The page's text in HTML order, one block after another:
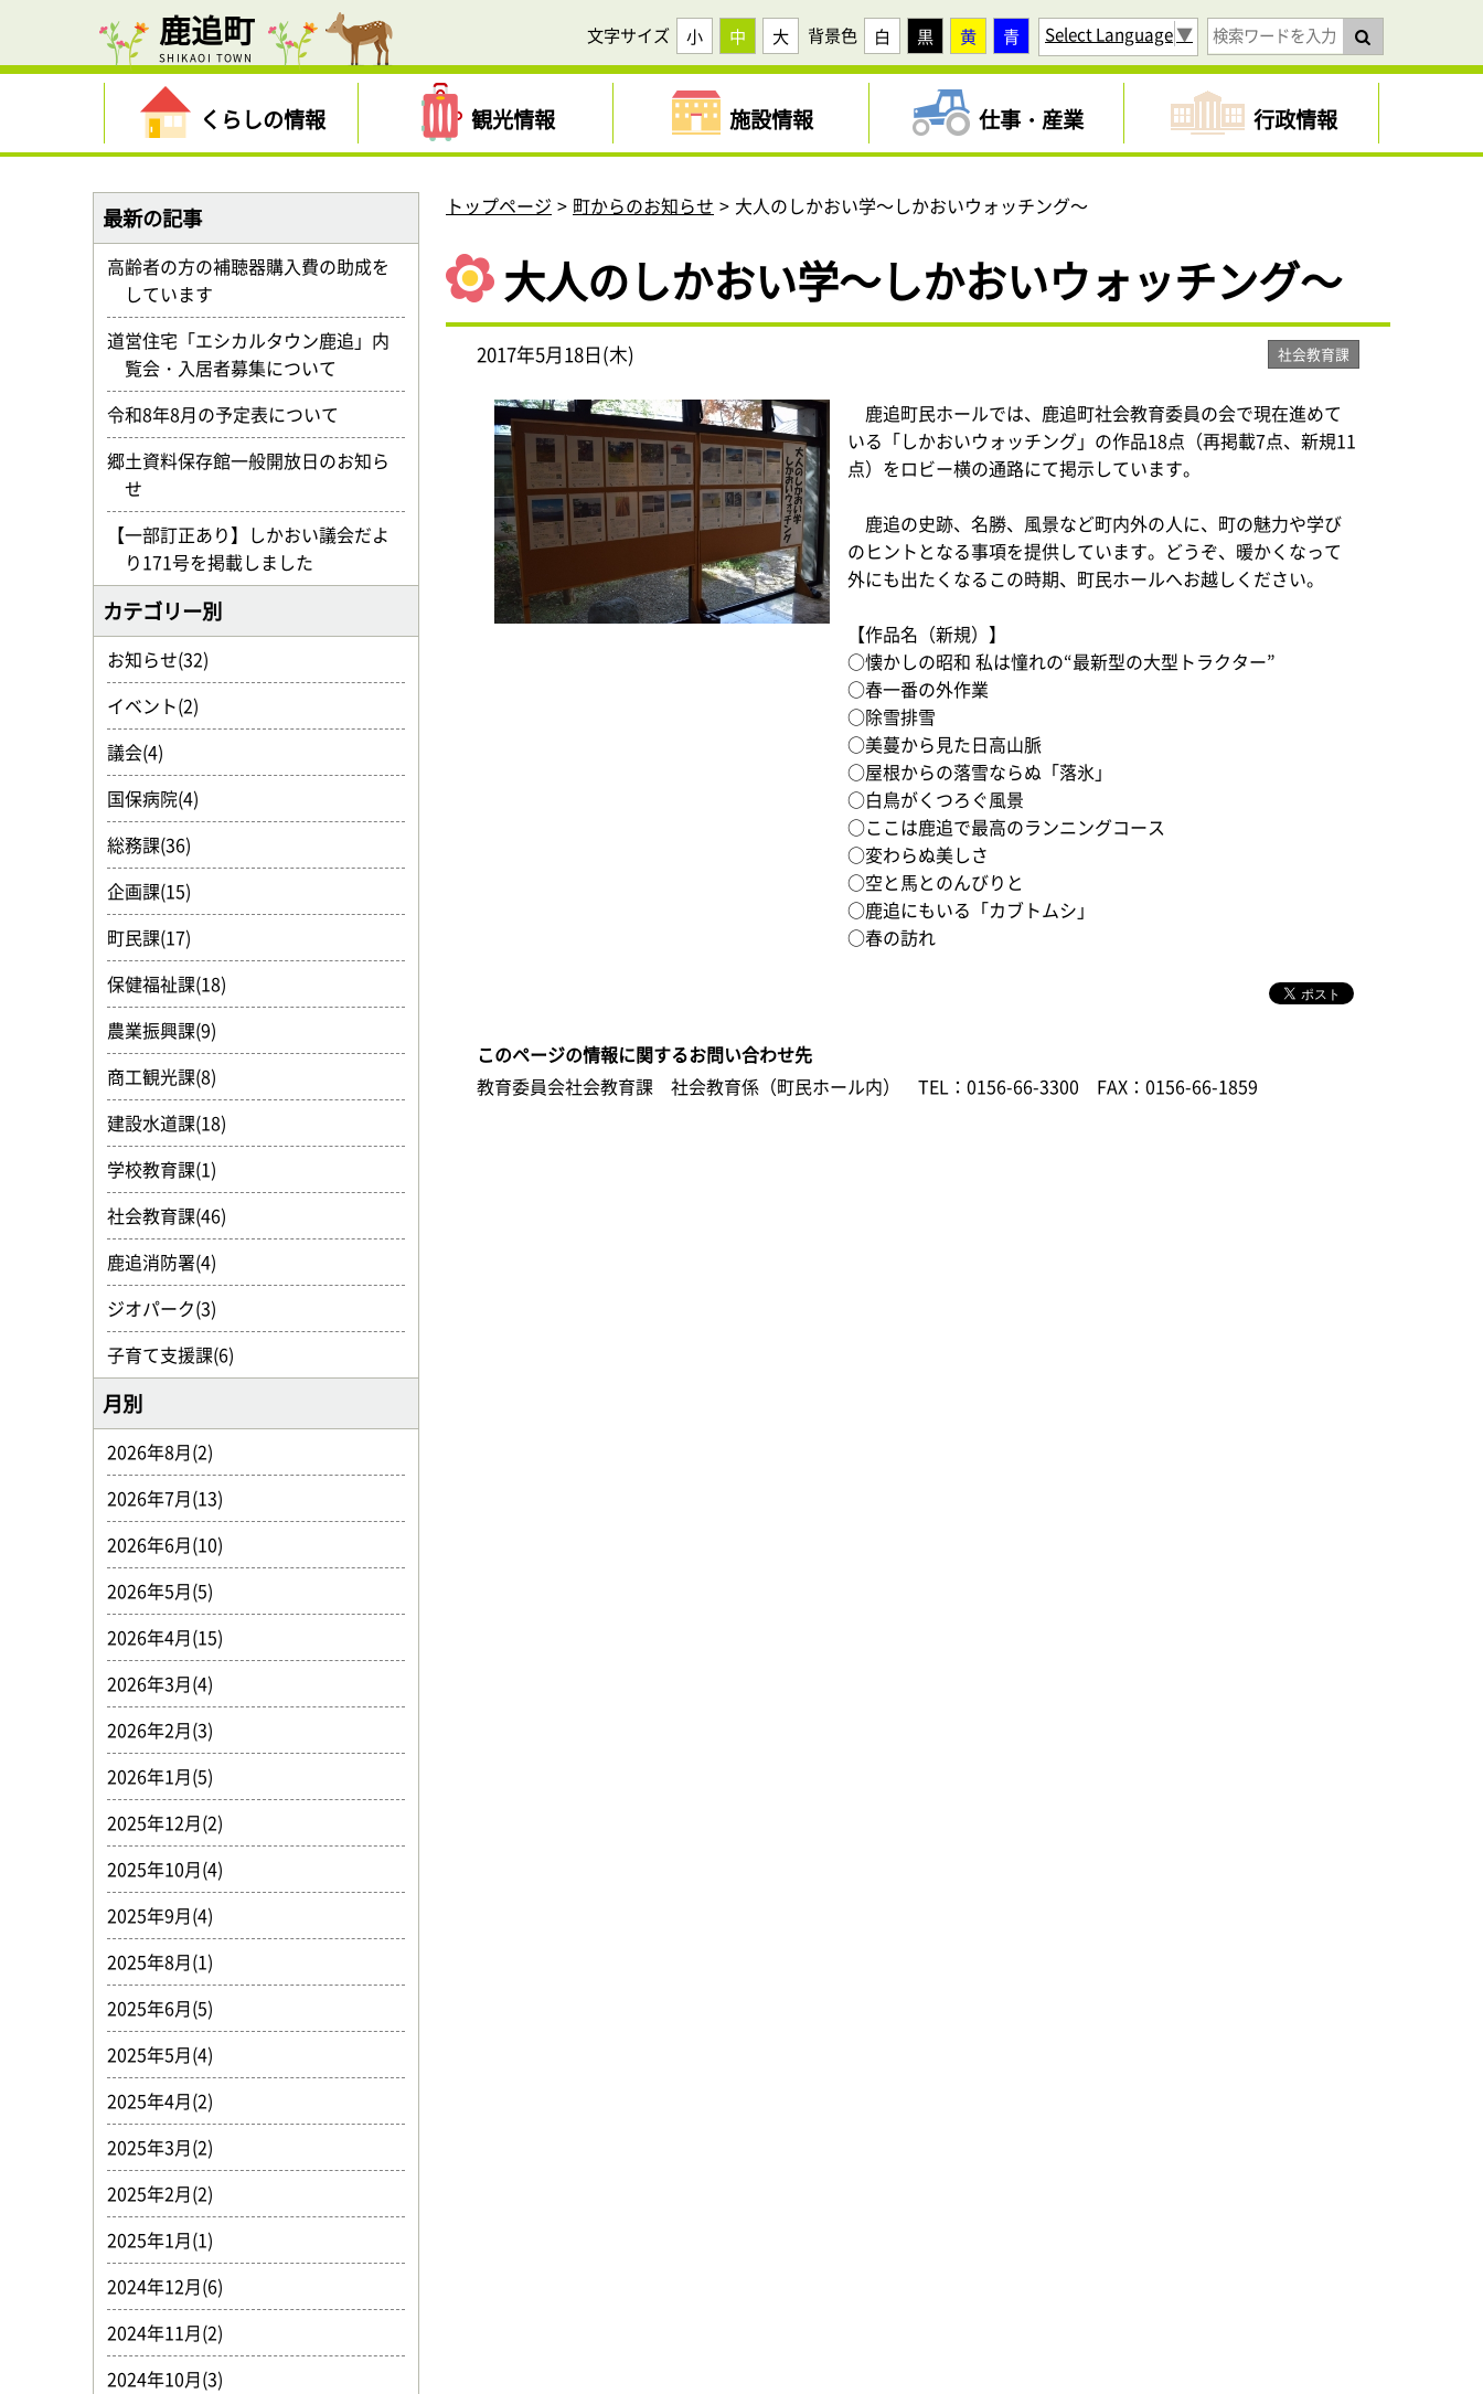
鹿追町
SHIKAOI TOWN
文字サイズ 小 中 大 背景色 白 黒 黄 青 Select Language▼
くらしの情報 観光情報 施設情報 仕事・産業 行政情報
トップページ 町からのお知らせ 大人のしかおい学～しかおいウォッチング～
大人のしかおい学～しかおいウォッチング～
2017年5月18日(木) 社会教育課
鹿追町民ホールでは、鹿追町社会教育委員の会で現在進めて
いる「しかおいウォッチング」の作品18点（再掲載7点、新規11
点）をロビー横の通路にて掲示しています。
鹿追の史跡、名勝、風景など町内外の人に、町の魅力や学び
のヒントとなる事項を提供しています。どうぞ、暖かくなって
外にも出たくなるこの時期、町民ホールへお越しください。
【作品名（新規）】
○懐かしの昭和 私は憧れの“最新型の大型トラクター”
○春一番の外作業
○除雪排雪
○美蔓から見た日高山脈
○屋根からの落雪ならぬ「落氷」
○白鳥がくつろぐ風景
○ここは鹿追で最高のランニングコース
○変わらぬ美しさ
○空と馬とのんびりと
○鹿追にもいる「カブトムシ」
○春の訪れ
このページの情報に関するお問い合わせ先
教育委員会社会教育課 社会教育係（町民ホール内）
TEL：0156-66-3300 FAX：0156-66-1859
最新の記事
高齢者の方の補聴器購入費の助成を
しています
道営住宅「エシカルタウン鹿追」内
覧会・入居者募集について
令和8年8月の予定表について
郷土資料保存館一般開放日のお知ら
せ
【一部訂正あり】しかおい議会だよ
り171号を掲載しました
カテゴリー別
お知らせ(32)
イベント(2)
議会(4)
国保病院(4)
総務課(36)
企画課(15)
町民課(17)
保健福祉課(18)
農業振興課(9)
商工観光課(8)
建設水道課(18)
学校教育課(1)
社会教育課(46)
鹿追消防署(4)
ジオパーク(3)
子育て支援課(6)
月別
2026年8月(2)
2026年7月(13)
2026年6月(10)
2026年5月(5)
2026年4月(15)
2026年3月(4)
2026年2月(3)
2026年1月(5)
2025年12月(2)
2025年10月(4)
2025年9月(4)
2025年8月(1)
2025年6月(5)
2025年5月(4)
2025年4月(2)
2025年3月(2)
2025年2月(2)
2025年1月(1)
2024年12月(6)
2024年11月(2)
2024年10月(3)